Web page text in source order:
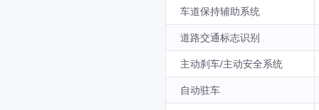
车道保持辅助系统
道路交通标志识别
主动刹车/主动安全系统
自动驻车